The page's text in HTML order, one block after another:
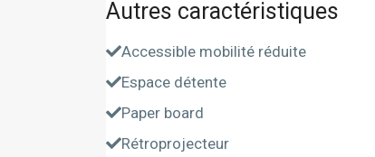
Autres caractéristiques
Accessible mobilité réduite
Espace détente
Paper board
Rétroprojecteur
chargeant
cette
acceptez
la politique